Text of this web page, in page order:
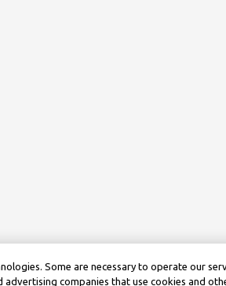
Some are necessary to operate our
companies that use cookies and